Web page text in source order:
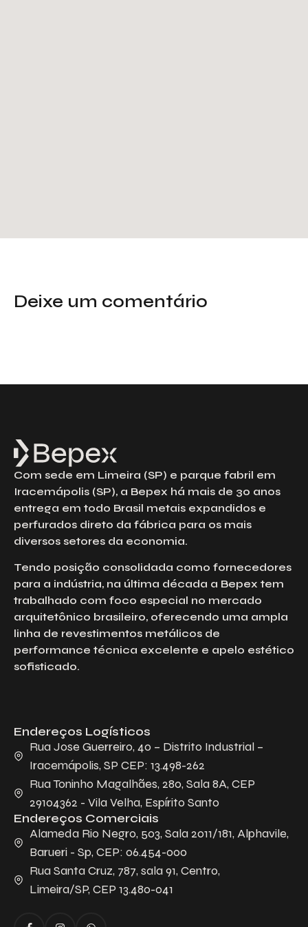
Deixe um comentário
Com sede em Limeira (SP) e parque fabril em
Iracemápolis (SP), a Bepex há mais de 30 anos
entrega em todo Brasil metais expandidos e
perfurados direto da fábrica para os mais
diversos setores da economia.
Tendo posição consolidada como fornecedores
para a indústria, na última década a Bepex tem
trabalhado com foco especial no mercado
arquitetônico brasileiro, oferecendo uma ampla
linha de revestimentos metálicos de
performance técnica excelente e apelo estético
sofisticado.
Endereços Logísticos
Rua Jose Guerreiro, 40 – Distrito Industrial –
Iracemápolis, SP CEP: 13.498-262
Rua Toninho Magalhães, 280, Sala 8A, CEP
29104362 - Vila Velha, Espírito Santo
Endereços Comerciais
Alameda Rio Negro, 503, Sala 2011/181, Alphavile,
Barueri - Sp, CEP: 06.454-000
Rua Santa Cruz, 787, sala 91, Centro,
Limeira/SP, CEP 13.480-041